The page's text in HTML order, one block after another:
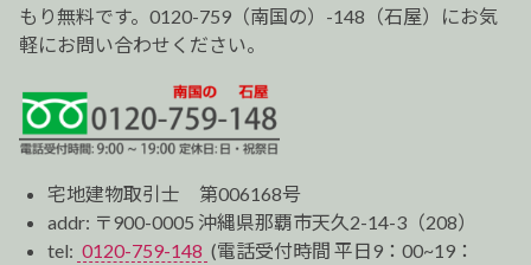
もり無料です。0120-759（南国の）-148（石屋）にお気
軽にお問い合わせください。
宅地建物取引士 第006168号
addr: 〒900-0005 沖縄県那覇市天久2-14-3（208）
tel: 0120-759-148 (電話受付時間 平日9：00~19：